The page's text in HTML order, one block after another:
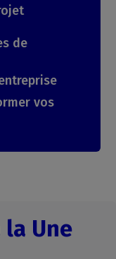
de
vos
Une